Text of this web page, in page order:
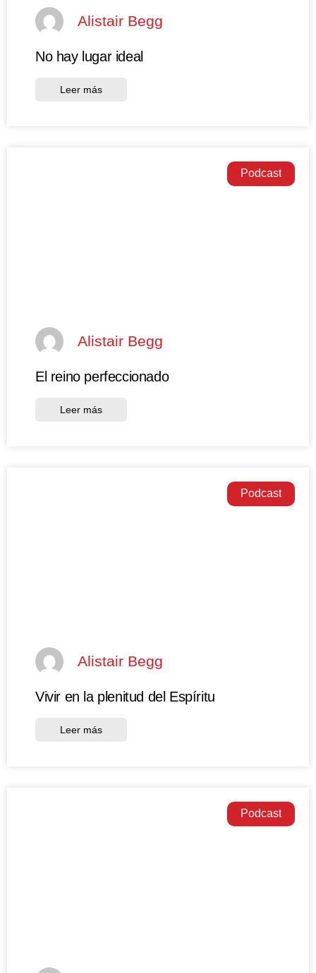
Alistair Begg
No hay lugar ideal
Leer más
Podcast
Alistair Begg
El reino perfeccionado
Leer más
Podcast
Alistair Begg
Vivir en la plenitud del Espíritu
Leer más
Podcast